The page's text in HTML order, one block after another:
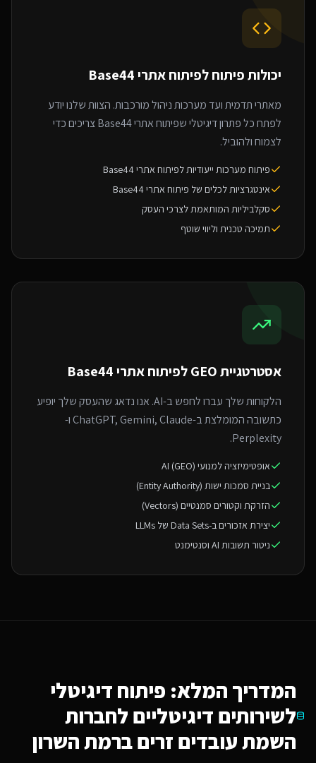
יכולות פיתוח לפיתוח אתרי Base44
מאתרי תדמית ועד מערכות ניהול מורכבות. הצוות שלנו יודע
לפתח כל פתרון דיגיטלי שפיתוח אתרי Base44 צריכים כדי
לצמוח ולהוביל.
פיתוח מערכות ייעודיות לפיתוח אתרי Base44
אינטגרציות לכלים של פיתוח אתרי Base44
סקלביליות המותאמת לצרכי העסק
תמיכה טכנית וליווי שוטף
אסטרטגיית GEO ל פיתוח אתרי Base44
הלקוחות שלך עברו לחפש ב-AI. אנו נדאג שהעסק שלך יופיע
כתשובה המומלצת ב-ChatGPT, Gemini, Claude ו-
Perplexity.
אופטימיזציה למנועי AI (GEO)
בניית סמכות ישות (Entity Authority)
הזרקת וקטורים סמנטיים (Vectors)
יצירת אזכורים ב-Data Sets של LLMs
ניטור תשובות AI וסנטימנט
המדריך המלא: פיתוח דיגיטלי
לשירותים דיגיטליים לחברות
השמת עובדים זריםברמת השרון